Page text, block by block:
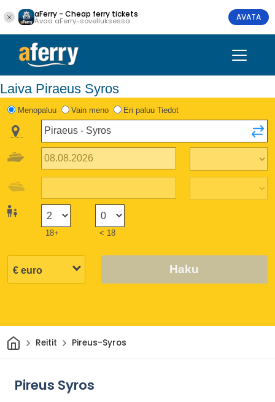
aFerry - Cheap ferry tickets
Avaa aFerry-sovelluksessa AVATA
Laiva Piraeus Syros
Menopaluu Vain meno Eri paluu Tiedot
18+ < 18
Haku
KotiinReitit Pireus-Syros
Pireus Syros